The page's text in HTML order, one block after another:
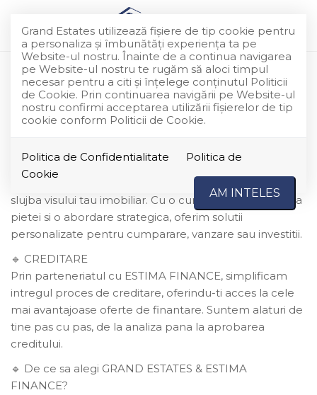
Grand Estates utilizează fişiere de tip cookie pentru
a personaliza și îmbunătăți experiența ta pe
Website-ul nostru. Înainte de a continua navigarea
pe Website-ul nostru te rugăm să aloci timpul
necesar pentru a citi și înțelege conținutul Politicii
de Cookie. Prin continuarea navigării pe Website-ul
nostru confirmi acceptarea utilizării fişierelor de tip
cookie conform Politicii de Cookie.
Politica de Confidentialitate
Politica de
Cookie
AM INTELES
Despre noi
imobiliare in realitate
La GRAND ESTATES, punem experienta si pasiunea in
slujba visului tau imobiliar. Cu o cunoastere profunda a
pietei si o abordare strategica, oferim solutii
personalizate pentru cumparare, vanzare sau investitii.
🔹 CREDITARE
Prin parteneriatul cu ESTIMA FINANCE, simplificam
intregul proces de creditare, oferindu-ti acces la cele
mai avantajoase oferte de finantare. Suntem alaturi de
tine pas cu pas, de la analiza pana la aprobarea
creditului.
🔹 De ce sa alegi GRAND ESTATES & ESTIMA
FINANCE?